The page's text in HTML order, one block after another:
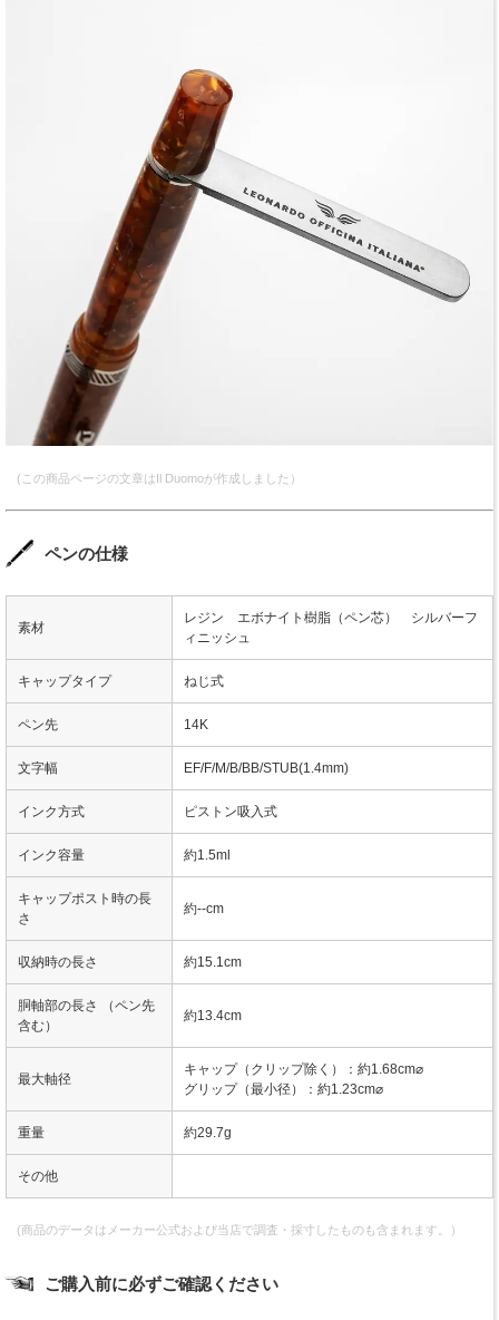
(この商品ページの文章はIl Duomoが作成しました）
ペンの仕様
素材
レジン エボナイト樹脂（ペン芯） シルバーフ
ィニッシュ
キャップタイプ ねじ式
ペン先 14K
文字幅 EF/F/M/B/BB/STUB(1.4mm)
インク方式 ピストン吸入式
インク容量 約1.5ml
キャップポスト時の長
さ
約--cm
収納時の長さ 約15.1cm
胴軸部の長さ （ペン先
含む）
約13.4cm
最大軸径
キャップ（クリップ除く）：約1.68cm⌀
グリップ（最小径）：約1.23cm⌀
重量 約29.7g
その他
(商品のデータはメーカー公式および当店で調査・採寸したものも含まれます。）
ご購入前に必ずご確認ください